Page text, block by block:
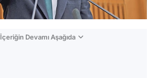
İçeriğin Devamı Aşağıda